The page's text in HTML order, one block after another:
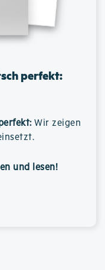
perfekt:
: Wir zeigen
und lesen!